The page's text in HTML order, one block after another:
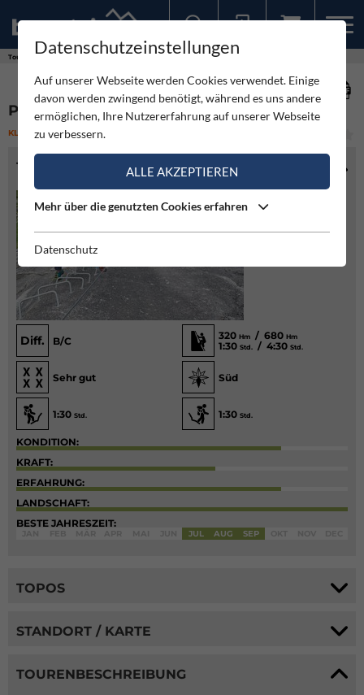
Touren
PUNTEGLIAS-KLETTERSTEIG
KLETTERSTEIG MITTEL
TOURENINFO
Diff. B/C 320 Hm / 680 Hm
1:30 Std. / 4:30 Std.
Sehr gut Süd
1:30 Std. 1:30 Std.
KONDITION:
KRAFT:
ERFAHRUNG:
LANDSCHAFT:
BESTE JAHRESZEIT:
JUL AUG SEP
TOPOS
STANDORT / KARTE
TOURENBESCHREIBUNG
Datenschutzeinstellungen
Auf unserer Webseite werden Cookies verwendet. Einige
davon werden zwingend benötigt, während es uns andere
ermöglichen, Ihre Nutzererfahrung auf unserer Webseite
zu verbessern.
ALLE AKZEPTIEREN
Mehr über die genutzten Cookies erfahren
Datenschutz